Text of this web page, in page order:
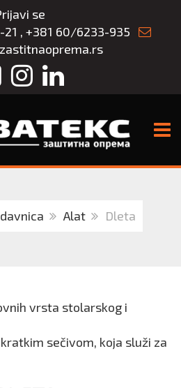
se
, +381 60/6233-935
FacebookInstagram
LinkedIn
Alat Dleta
vrsta stolarskog i
sečivom, koja služi za